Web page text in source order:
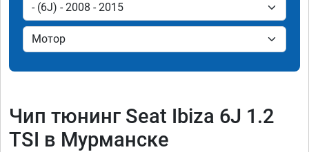
Чип тюнинг Seat Ibiza 6J 1.2
TSI в Мурманске